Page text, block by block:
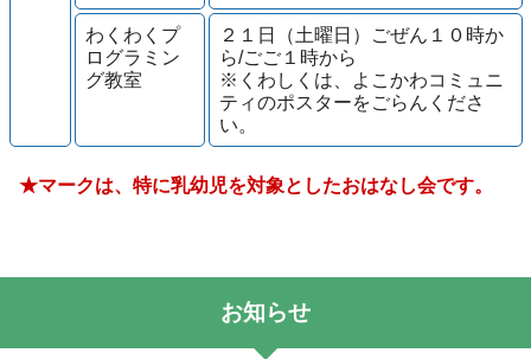
わくわくプ
ログラミン
グ教室
２１日（土曜日）ごぜん１０時か
ら/ごご１時から
※くわしくは、よこかわコミュニ
ティのポスターをごらんくださ
い。
★マークは、特に乳幼児を対象としたおはなし会です。
お知らせ